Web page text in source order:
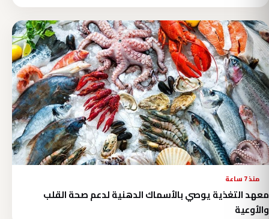
منذ 7 ساعة
معهد التغذية يوصي بالأسماك الدهنية لدعم صحة القلب
والأوعية